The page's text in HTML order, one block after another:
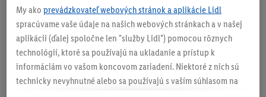
Na stiahnutie
My ako prevádzkovateľ webových stránok a aplikácie Lidl
spracúvame vaše údaje na našich webových stránkach a v našej
aplikácii (ďalej spoločne len "služby Lidl") pomocou rôznych
technológií, ktoré sa používajú na ukladanie a prístup k
informáciám vo vašom koncovom zariadení. Niektoré z nich sú
technicky nevyhnutné alebo sa používajú s vaším súhlasom na